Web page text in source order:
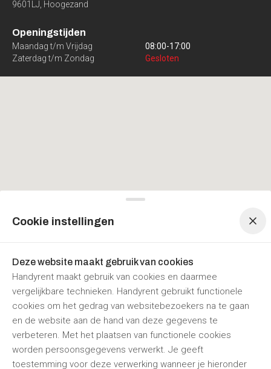
9601LJ Hoogezand
Openingstijden
Maandag t/m Vrijdag 08:00-17:00
Zaterdag t/m Zondag
Gesloten
Cookie instellingen
Deze website maakt gebruik van cookies
Handyrent maakt gebruik van cookies en daarmee
vergelijkbare technieken. Handyrent gebruikt functionele
cookies om het gedrag van websitebezoekers na te gaan
en de website aan de hand van deze gegevens te
verbeteren. Met het plaatsen van functionele cookies
worden persoonsgegevens verwerkt. Je geeft
toestemming voor deze verwerking wanneer je hieronder